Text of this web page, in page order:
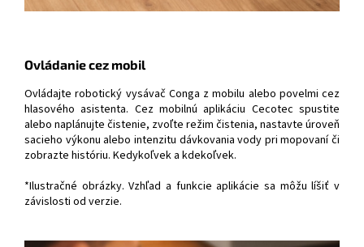
Ovládanie cez mobil
Ovládajte robotický vysávač Conga z mobilu alebo povelmi cez
hlasového asistenta. Cez mobilnú aplikáciu Cecotec spustite
alebo naplánujte čistenie, zvoľte režim čistenia, nastavte úroveň
sacieho výkonu alebo intenzitu dávkovania vody pri mopovaní či
zobrazte históriu. Kedykoľvek a kdekoľvek.
*Ilustračné obrázky. Vzhľad a funkcie aplikácie sa môžu líšiť v
závislosti od verzie.